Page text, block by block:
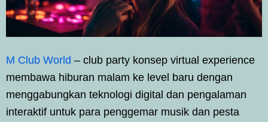
M Club World – club party konsep virtual experience
membawa hiburan malam ke level baru dengan
menggabungkan teknologi digital dan pengalaman
interaktif untuk para penggemar musik dan pesta